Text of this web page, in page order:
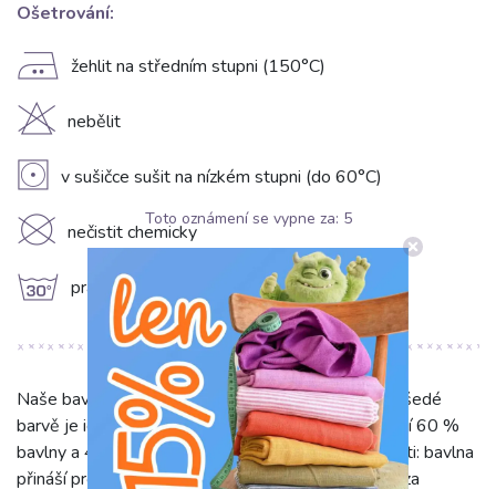
Ošetrování:
E žehlit na středním stupni (150°C)
H nebělit
V v sušičce sušit na nízkém stupni (do 60°C)
K nečistit chemicky
g prát na 30°C
Naše bavlněná látka s viskózou v elegantní světle šedé
barvě je ideální pro lehké a pohodlné oděvy. Složení 60 %
bavlny a 40 % viskózy zajišťuje výjimečné vlastnosti: bavlna
přináší prodyšnost a příjemný dotek, zatímco viskóza
Toto oznámení se vypne za: 5